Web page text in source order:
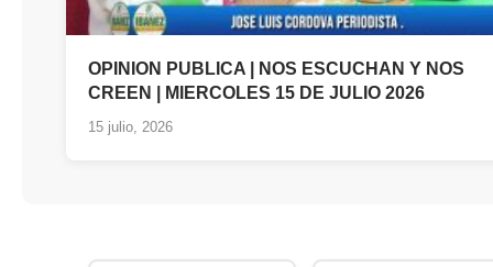
OPINION PUBLICA | NOS ESCUCHAN Y NOS
CREEN | MIERCOLES 15 DE JULIO 2026
15 julio, 2026